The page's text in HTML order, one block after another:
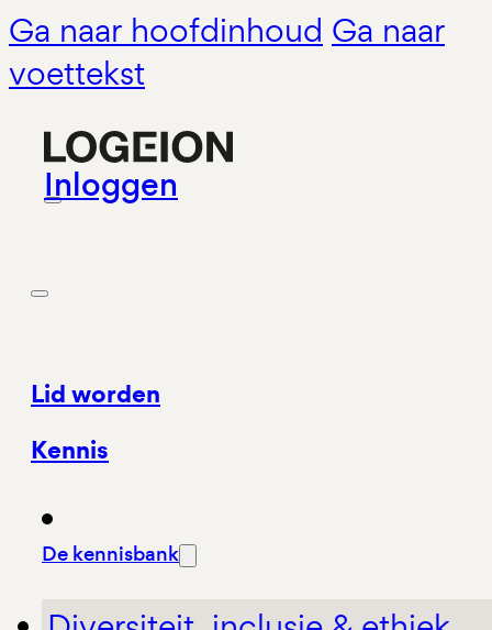
Ga naar hoofdinhoud Ga naar
voettekst
Inloggen
Lid worden
Kennis
De kennisbank